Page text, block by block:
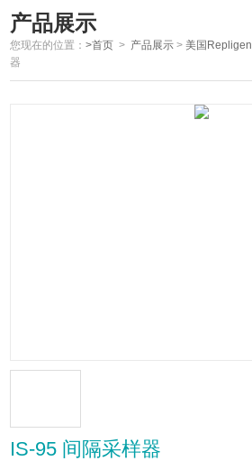
产品展示
您现在的位置：>首页 > 产品展示 >美国Repligen
器
IS-95 间隔采样器